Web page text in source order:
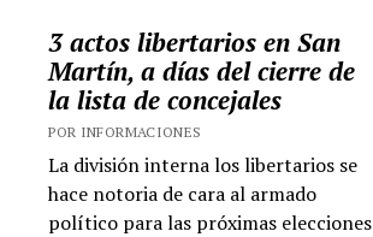
3 actos libertarios en San
Martín, a días del cierre de
la lista de concejales
POR INFORMACIONES
La división interna los libertarios se
hace notoria de cara al armado
político para las próximas elecciones